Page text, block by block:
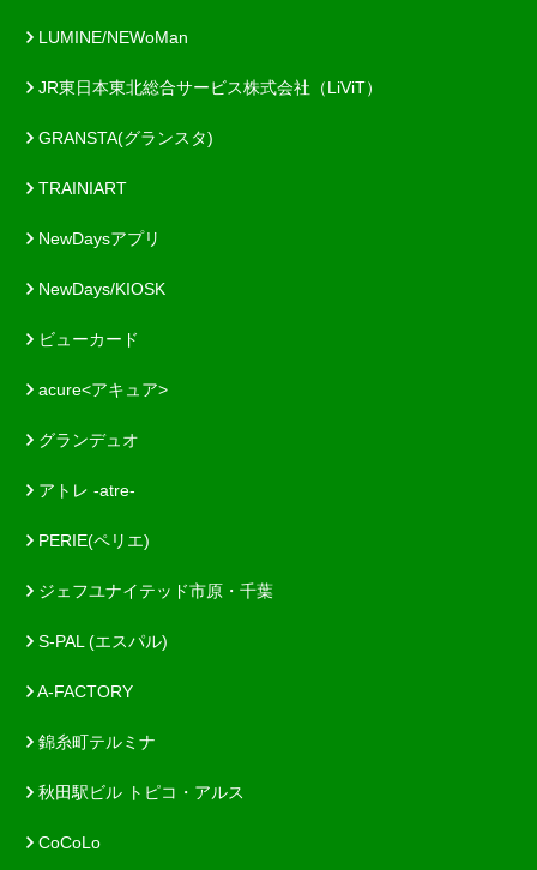
LUMINE/NEWoMan
JR東日本東北総合サービス株式会社（LiViT）
GRANSTA(グランスタ)
TRAINIART
NewDaysアプリ
NewDays/KIOSK
ビューカード
acure<アキュア>
グランデュオ
アトレ -atre-
PERIE(ペリエ)
ジェフユナイテッド市原・千葉
S-PAL (エスパル)
A-FACTORY
錦糸町テルミナ
秋田駅ビル トピコ・アルス
CoCoLo